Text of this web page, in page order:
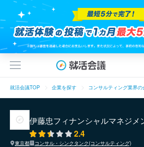
就活会議TOP 企業を探す コンサルティング業界
伊藤忠フィナンシャルマネジメ
2.4
東京都
コンサル・シンクタンク(コンサルティング)